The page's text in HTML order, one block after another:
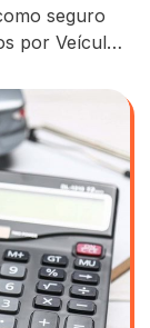
seguro
por Veículos
veículos no
as
em caso
Além